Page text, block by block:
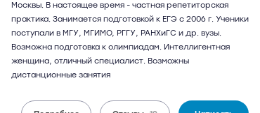
Москвы. В настоящее время - частная репетиторская
практика. Занимается подготовкой к ЕГЭ с 2006 г. Ученики
поступали в МГУ, МГИМО, РГГУ, РАНХиГС и др. вузы.
Возможна подготовка к олимпиадам. Интеллигентная
женщина, отличный специалист. Возможны
дистанционные занятия